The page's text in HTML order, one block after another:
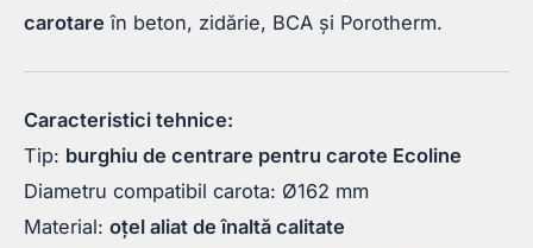
carotare în beton, zidărie, BCA și Porotherm.
Caracteristici tehnice:
Tip: burghiu de centrare pentru carote Ecoline
Diametru compatibil carota: Ø162 mm
Material: oțel aliat de înaltă calitate